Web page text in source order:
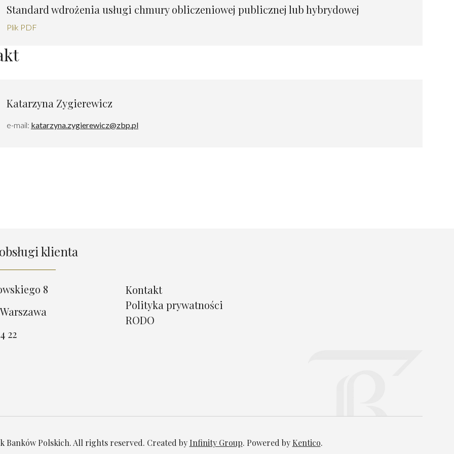
Standard wdrożenia usługi chmury obliczeniowej publicznej lub hybrydowej
Plik PDF
Katarzyna Zygierewicz
e-mail: katarzyna.zygierewicz@zbp.pl
klienta
8
22
Kontakt
Polityka prywatności
RODO
Banków Polskich. All rights reserved. Created by Infinity Group. Powered by Kentico.